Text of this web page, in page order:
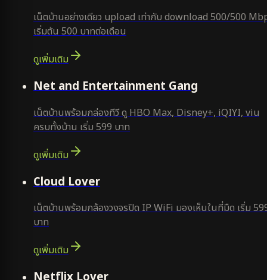
เน็ตบ้านอย่างเดียว upload เท่ากับ download 500/500
เริ่มต้น 500 บาทต่อเดือน
ดูเพิ่มเติม
Net and Entertainment Gang
เน็ตบ้านพร้อมกล่องทีวี ดู HBO Max, Disney+, iQIYI, viu
ครบทั้งบ้าน เริ่ม 599 บาท
ดูเพิ่มเติม
Cloud Lover
เน็ตบ้านพร้อมกล้องวงจรปิด IP WiFi มองเห็นในที่มืด เริ่ม
บาท
ดูเพิ่มเติม